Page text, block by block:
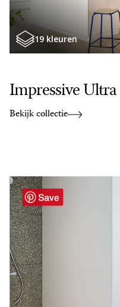
19 kleuren
Impressive Ultra
Bekijk collectie